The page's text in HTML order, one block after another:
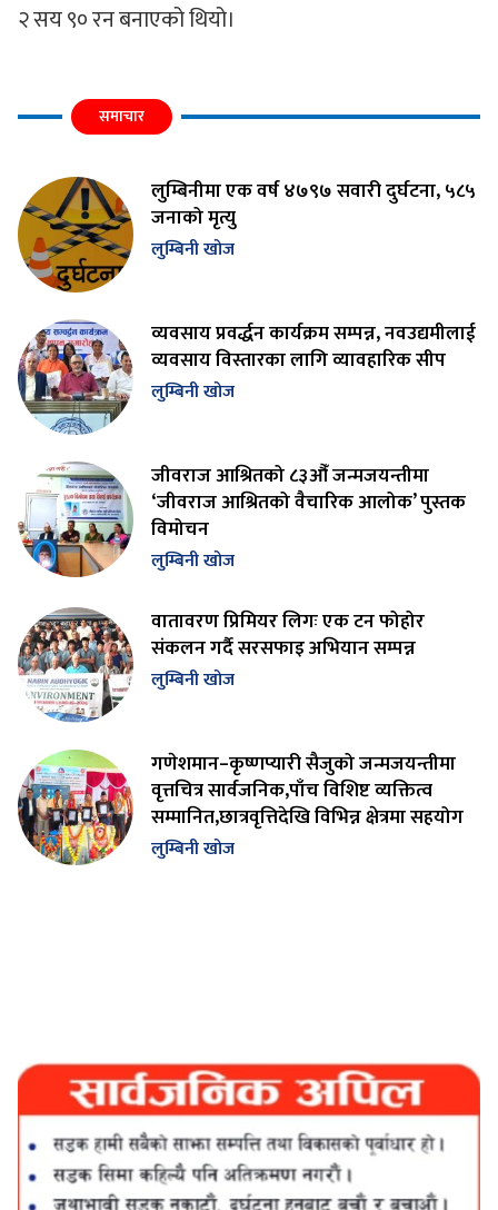
२ सय ९० रन बनाएको थियो।
समाचार
लुम्बिनीमा एक वर्ष ४७९७ सवारी दुर्घटना, ५८५
जनाको मृत्यु
लुम्बिनी खोज
व्यवसाय प्रवर्द्धन कार्यक्रम सम्पन्न, नवउद्यमीलाई
व्यवसाय विस्तारका लागि व्यावहारिक सीप
लुम्बिनी खोज
जीवराज आश्रितको ८३औँ जन्मजयन्तीमा
‘जीवराज आश्रितको वैचारिक आलोक’ पुस्तक
विमोचन
लुम्बिनी खोज
वातावरण प्रिमियर लिगः एक टन फोहोर
संकलन गर्दै सरसफाइ अभियान सम्पन्न
लुम्बिनी खोज
गणेशमान–कृष्णप्यारी सैजुको जन्मजयन्तीमा
वृत्तचित्र सार्वजनिक,पाँच विशिष्ट व्यक्तित्व
सम्मानित,छात्रवृत्तिदेखि विभिन्न क्षेत्रमा सहयोग
लुम्बिनी खोज